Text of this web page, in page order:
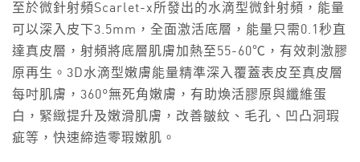
至於微針射頻Scarlet-x所發出的水滴型微針射頻，能量
可以深入皮下3.5mm，全面激活底層，能量只需0.1秒直
達真皮層，射頻將底層肌膚加熱至55-60℃，有效刺激膠
原再生。3D水滴型嫩膚能量精準深入覆蓋表皮至真皮層
每吋肌膚，360°無死角嫩膚，有助煥活膠原與纖維蛋
白，緊緻提升及嫩滑肌膚，改善皺紋、毛孔、凹凸洞瑕
疵等，快速締造零瑕嫩肌。